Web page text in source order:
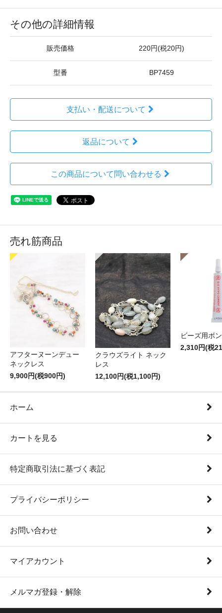
その他の詳細情報
販売価格 220円(税20円)
型番 BP7459
支払い・配送について
返品について
この商品について問い合わせる
売れ筋商品
アフターヌーンデュー
ネックレス
9,900円(税900円)
クラウズライト ネック
レス
12,100円(税1,100円)
ビーズ用ボ
2,310円(税
ホーム
カートを見る
特定商取引法に基づく表記
プライバシーポリシー
お問い合わせ
マイアカウント
メルマガ登録・解除